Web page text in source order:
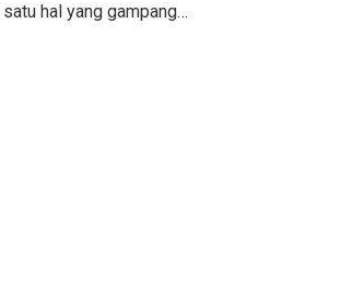
hal yang gampang…